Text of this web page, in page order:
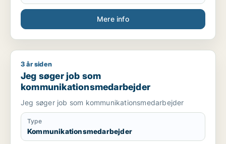
Mere info
Jeg søger job som kommunikationsmedarbejder
3 år siden
Jeg søger job som
kommunikationsmedarbejder
Jeg søger job som kommunikationsmedarbejder
Type
Kommunikationsmedarbejder